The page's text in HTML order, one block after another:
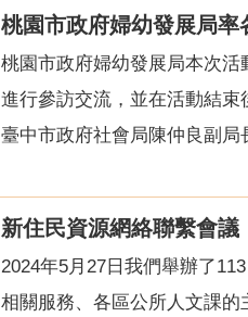
桃園市政府婦幼發展局
桃園市政府婦幼發展局本次
進行參訪交流，並在活動結
臺中市政府社會局陳仲良副
新住民資源網絡聯繫會議
2024年5月27日我們舉辦了
相關服務、各區公所人文課的